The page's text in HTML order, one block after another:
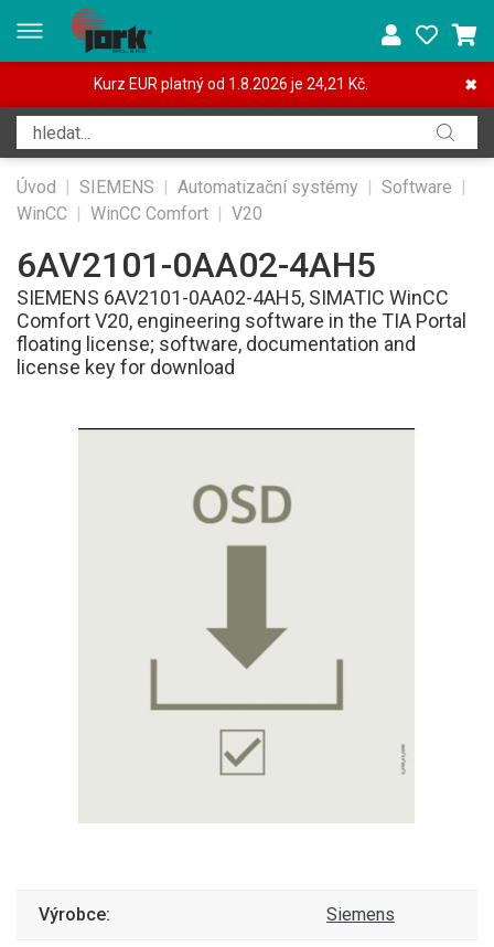
✖
Kurz EUR platný od 1.8.2026 je 24,21 Kč.
Úvod | SIEMENS | Automatizační systémy | Software |
WinCC | WinCC Comfort | V20
6AV2101-0AA02-4AH5
SIEMENS 6AV2101-0AA02-4AH5, SIMATIC WinCC
Comfort V20, engineering software in the TIA Portal
floating license; software, documentation and
license key for download
Výrobce: Siemens